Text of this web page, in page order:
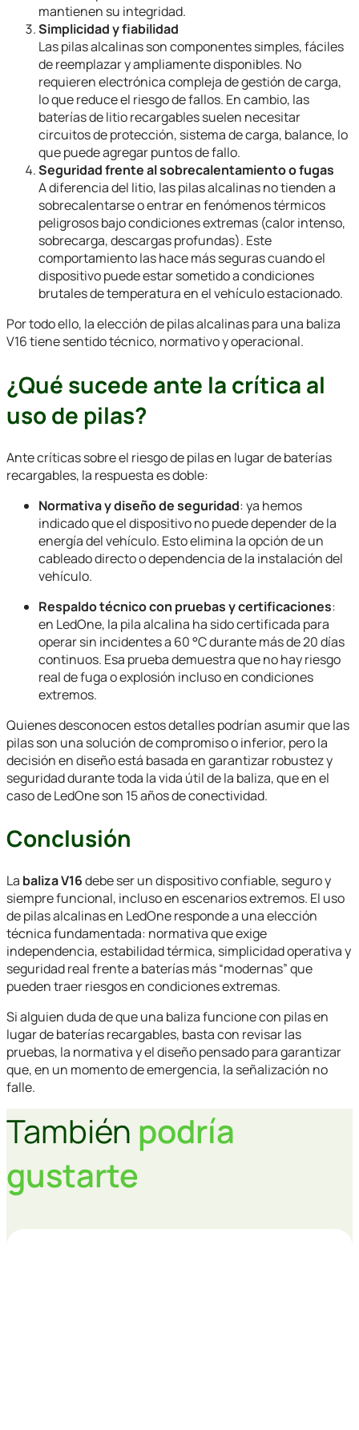
mantienen su integridad.
Simplicidad y fiabilidad
Las pilas alcalinas son componentes simples, fáciles
de reemplazar y ampliamente disponibles. No
requieren electrónica compleja de gestión de carga,
lo que reduce el riesgo de fallos. En cambio, las
baterías de litio recargables suelen necesitar
circuitos de protección, sistema de carga, balance, lo
que puede agregar puntos de fallo.
Seguridad frente al sobrecalentamiento o fugas
A diferencia del litio, las pilas alcalinas no tienden a
sobrecalentarse o entrar en fenómenos térmicos
peligrosos bajo condiciones extremas (calor intenso,
sobrecarga, descargas profundas). Este
comportamiento las hace más seguras cuando el
dispositivo puede estar sometido a condiciones
brutales de temperatura en el vehículo estacionado.
Por todo ello, la elección de pilas alcalinas para una baliza
V16 tiene sentido técnico, normativo y operacional.
¿Qué sucede ante la crítica al
uso de pilas?
Ante críticas sobre el riesgo de pilas en lugar de baterías
recargables, la respuesta es doble:
Normativa y diseño de seguridad: ya hemos
indicado que el dispositivo no puede depender de la
energía del vehículo. Esto elimina la opción de un
cableado directo o dependencia de la instalación del
vehículo.
Respaldo técnico con pruebas y certificaciones:
en LedOne, la pila alcalina ha sido certificada para
operar sin incidentes a 60 °C durante más de 20 días
continuos. Esa prueba demuestra que no hay riesgo
real de fuga o explosión incluso en condiciones
extremos.
Quienes desconocen estos detalles podrían asumir que las
pilas son una solución de compromiso o inferior, pero la
decisión en diseño está basada en garantizar robustez y
seguridad durante toda la vida útil de la baliza, que en el
caso de LedOne son 15 años de conectividad.
Conclusión
La baliza V16debe ser un dispositivo confiable, seguro y
siempre funcional, incluso en escenarios extremos. El uso
de pilas alcalinas en LedOne responde a una elección
técnica fundamentada: normativa que exige
independencia, estabilidad térmica, simplicidad operativa y
seguridad real frente a baterías más “modernas” que
pueden traer riesgos en condiciones extremas.
Si alguien duda de que una baliza funcione con pilas en
lugar de baterías recargables, basta con revisar las
pruebas, la normativa y el diseño pensado para garantizar
que, en un momento de emergencia, la señalización no
falle.
También podría
gustarte